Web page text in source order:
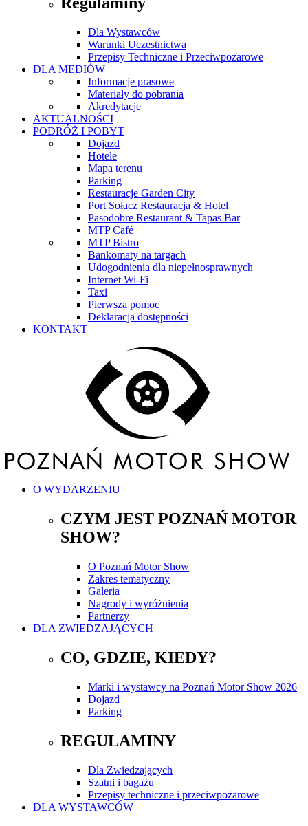
Dla Wystawców
Warunki Uczestnictwa
Przepisy Techniczne i Przeciwpożarowe
DLA MEDIÓW
Informacje prasowe
Materiały do pobrania
Akredytacje
AKTUALNOŚCI
PODRÓŻ I POBYT
Dojazd
Hotele
Mapa terenu
Parking
Restauracje Garden City
Port Sołacz Restauracja & Hotel
Pasodobre Restaurant & Tapas Bar
MTP Café
MTP Bistro
Bankomaty na targach
Udogodnienia dla niepełnosprawnych
Internet Wi-Fi
Taxi
Pierwsza pomoc
Deklaracja dostępności
KONTAKT
O WYDARZENIU
CZYM JEST POZNAŃ MOTOR
SHOW?
O Poznań Motor Show
Zakres tematyczny
Galeria
Nagrody i wyróżnienia
Partnerzy
DLA ZWIEDZAJĄCYCH
CO, GDZIE, KIEDY?
Marki i wystawcy na Poznań Motor Show 2026
Dojazd
Parking
REGULAMINY
Dla Zwiedzających
Szatni i bagażu
Przepisy techniczne i przeciwpożarowe
DLA WYSTAWCÓW